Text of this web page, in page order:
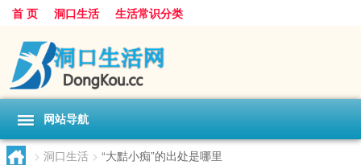
首 页 洞口生活 生活常识分类
网站导航
> 洞口生活 > “大黠小痴”的出处是哪里